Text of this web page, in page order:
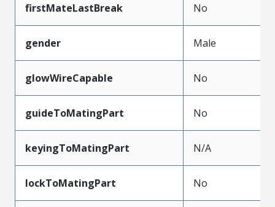
firstMateLastBreak No
gender Male
glowWireCapable No
guideToMatingPart No
keyingToMatingPart N/A
lockToMatingPart No